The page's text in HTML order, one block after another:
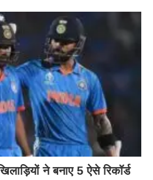
ने बनाए 5 ऐसे रिकॉर्ड